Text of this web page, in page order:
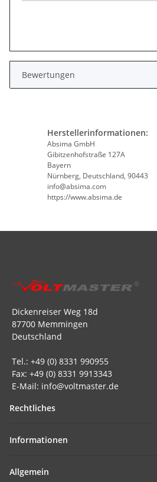
Bewertungen
Herstellerinformationen:
Absima GmbH
Gibitzenhofstraße 127A
Bayern
Nürnberg, Deutschland, 90443
info@absima.com
https://www.absima.de
Dickenreiser Weg 18d
87700 Memmingen
Deutschland
Tel.: +49 (0) 8331 990955
Fax: +49 (0) 8331 9913343
E-Mail: info@voltmaster.de
Rechtliches
Informationen
Allgemein